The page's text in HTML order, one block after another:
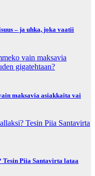
– ja uhka, joka vaatii
maksavia asiakkaita vai
Tesin Piia Santavirta lataa